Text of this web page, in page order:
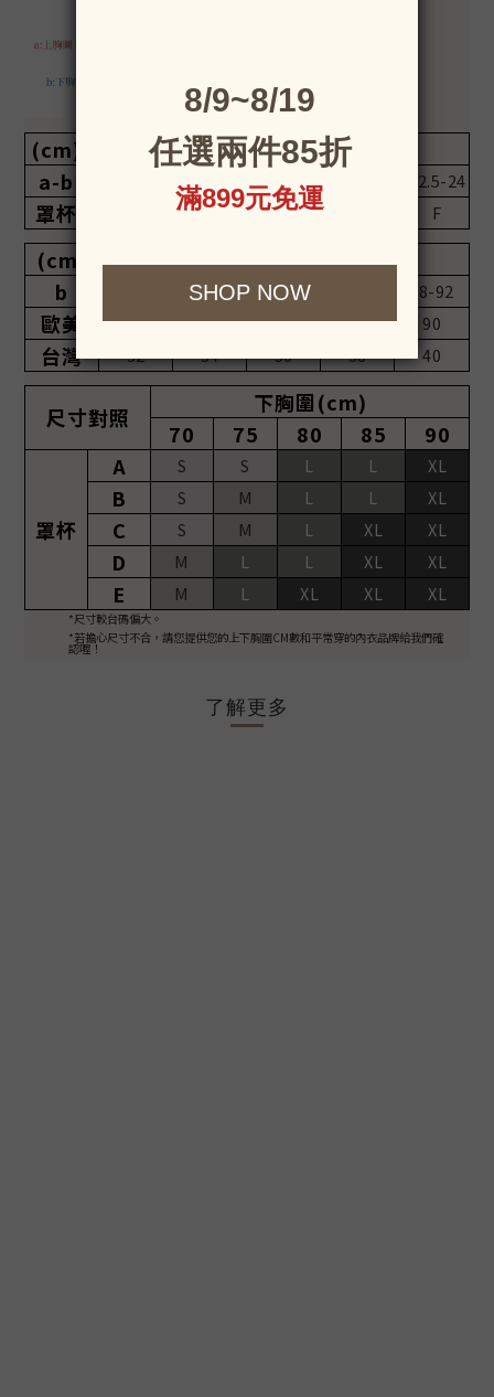
(cm)
上胸圍-下胸圍
a-b
10-12.5 12.5-15 15-17.5 22.5-24
罩杯 B C D F
(cm)
下胸圍
b
73-77 78-82 88-92
歐美 70 75 80 85 90
台灣 32 34 36 38 40
尺寸對照
下胸圍(cm)
70
75 80 85 90
罩杯
A S S L L XL
B S M L L XL
C S M L XL XL
D M L L XL XL
E M L XL XL XL
*尺寸較台碼偏大。
*若擔心尺寸不合，請您提供您的上下胸圍CM數和平常穿的內衣品牌給我們確
認喔！
了解更多